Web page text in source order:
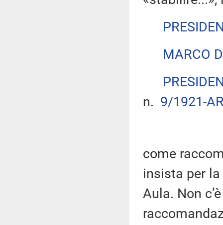
MARCO
n. 9/1921-
come
insista per
Aula. Non